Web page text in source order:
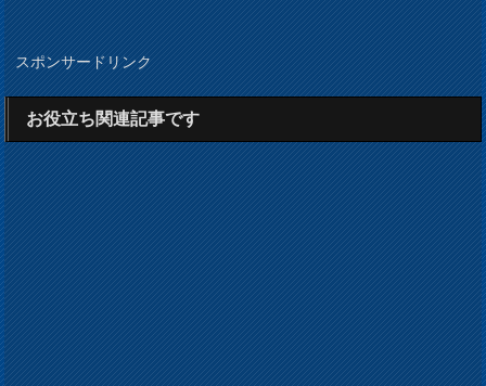
スポンサードリンク
お役立ち関連記事です